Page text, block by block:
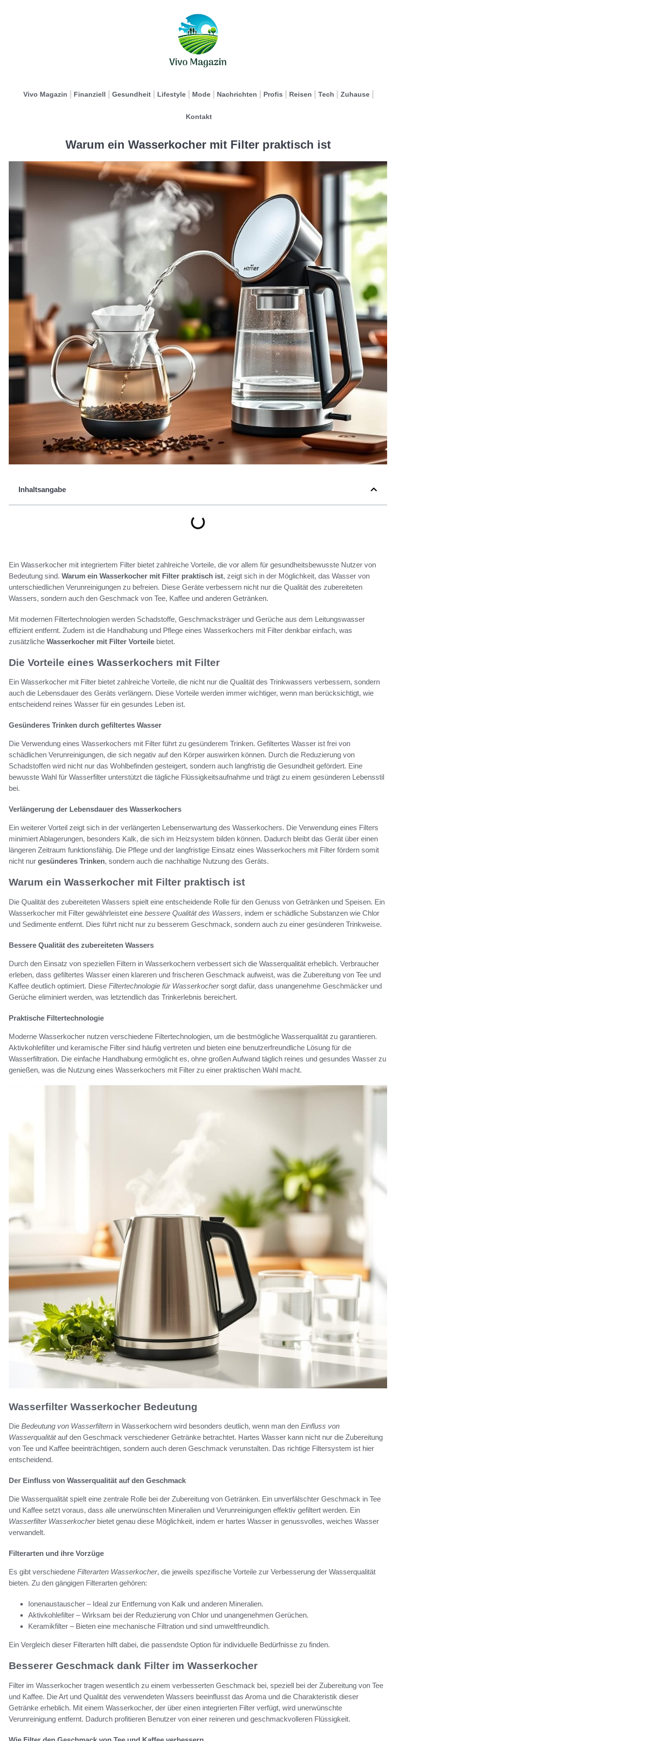
Vivo Magazin Finanziell Gesundheit Lifestyle Mode Nachrichten Profis Reisen Tech Zuhause
Kontakt
Warum ein Wasserkocher mit Filter praktisch ist
Inhaltsangabe
Ein Wasserkocher mit integriertem Filter bietet zahlreiche Vorteile, die vor allem für gesundheitsbewusste Nutzer von
Bedeutung sind. Warum ein Wasserkocher mit Filter praktisch ist, zeigt sich in der Möglichkeit, das Wasser von
unterschiedlichen Verunreinigungen zu befreien. Diese Geräte verbessern nicht nur die Qualität des zubereiteten
Wassers, sondern auch den Geschmack von Tee, Kaffee und anderen Getränken.
Mit modernen Filtertechnologien werden Schadstoffe, Geschmacksträger und Gerüche aus dem Leitungswasser
effizient entfernt. Zudem ist die Handhabung und Pflege eines Wasserkochers mit Filter denkbar einfach, was
zusätzliche Wasserkocher mit Filter Vorteile bietet.
Die Vorteile eines Wasserkochers mit Filter
Ein Wasserkocher mit Filter bietet zahlreiche Vorteile, die nicht nur die Qualität des Trinkwassers verbessern, sondern
auch die Lebensdauer des Geräts verlängern. Diese Vorteile werden immer wichtiger, wenn man berücksichtigt, wie
entscheidend reines Wasser für ein gesundes Leben ist.
Gesünderes Trinken durch gefiltertes Wasser
Die Verwendung eines Wasserkochers mit Filter führt zu gesünderem Trinken. Gefiltertes Wasser ist frei von
schädlichen Verunreinigungen, die sich negativ auf den Körper auswirken können. Durch die Reduzierung von
Schadstoffen wird nicht nur das Wohlbefinden gesteigert, sondern auch langfristig die Gesundheit gefördert. Eine
bewusste Wahl für Wasserfilter unterstützt die tägliche Flüssigkeitsaufnahme und trägt zu einem gesünderen Lebensstil
bei.
Verlängerung der Lebensdauer des Wasserkochers
Ein weiterer Vorteil zeigt sich in der verlängerten Lebenserwartung des Wasserkochers. Die Verwendung eines Filters
minimiert Ablagerungen, besonders Kalk, die sich im Heizsystem bilden können. Dadurch bleibt das Gerät über einen
längeren Zeitraum funktionsfähig. Die Pflege und der langfristige Einsatz eines Wasserkochers mit Filter fördern somit
nicht nur gesünderes Trinken, sondern auch die nachhaltige Nutzung des Geräts.
Warum ein Wasserkocher mit Filter praktisch ist
Die Qualität des zubereiteten Wassers spielt eine entscheidende Rolle für den Genuss von Getränken und Speisen. Ein
Wasserkocher mit Filter gewährleistet eine bessere Qualität des Wassers, indem er schädliche Substanzen wie Chlor
und Sedimente entfernt. Dies führt nicht nur zu besserem Geschmack, sondern auch zu einer gesünderen Trinkweise.
Bessere Qualität des zubereiteten Wassers
Durch den Einsatz von speziellen Filtern in Wasserkochern verbessert sich die Wasserqualität erheblich. Verbraucher
erleben, dass gefiltertes Wasser einen klareren und frischeren Geschmack aufweist, was die Zubereitung von Tee und
Kaffee deutlich optimiert. Diese Filtertechnologie für Wasserkochersorgt dafür, dass unangenehme Geschmäcker und
Gerüche eliminiert werden, was letztendlich das Trinkerlebnis bereichert.
Praktische Filtertechnologie
Moderne Wasserkocher nutzen verschiedene Filtertechnologien, um die bestmögliche Wasserqualität zu garantieren.
Aktivkohlefilter und keramische Filter sind häufig vertreten und bieten eine benutzerfreundliche Lösung für die
Wasserfiltration. Die einfache Handhabung ermöglicht es, ohne großen Aufwand täglich reines und gesundes Wasser zu
genießen, was die Nutzung eines Wasserkochers mit Filter zu einer praktischen Wahl macht.
Wasserfilter Wasserkocher Bedeutung
Die Bedeutung von Wasserfiltern in Wasserkochern wird besonders deutlich, wenn man den Einfluss von
Wasserqualitätauf den Geschmack verschiedener Getränke betrachtet. Hartes Wasser kann nicht nur die Zubereitung
von Tee und Kaffee beeinträchtigen, sondern auch deren Geschmack verunstalten. Das richtige Filtersystem ist hier
entscheidend.
Der Einfluss von Wasserqualität auf den Geschmack
Die Wasserqualität spielt eine zentrale Rolle bei der Zubereitung von Getränken. Ein unverfälschter Geschmack in Tee
und Kaffee setzt voraus, dass alle unerwünschten Mineralien und Verunreinigungen effektiv gefiltert werden. Ein
Wasserfilter Wasserkocherbietet genau diese Möglichkeit, indem er hartes Wasser in genussvolles, weiches Wasser
verwandelt.
Filterarten und ihre Vorzüge
Es gibt verschiedene Filterarten Wasserkocher, die jeweils spezifische Vorteile zur Verbesserung der Wasserqualität
bieten. Zu den gängigen Filterarten gehören:
Ionenaustauscher – Ideal zur Entfernung von Kalk und anderen Mineralien.
Aktivkohlefilter – Wirksam bei der Reduzierung von Chlor und unangenehmen Gerüchen.
Keramikfilter – Bieten eine mechanische Filtration und sind umweltfreundlich.
Ein Vergleich dieser Filterarten hilft dabei, die passendste Option für individuelle Bedürfnisse zu finden.
Besserer Geschmack dank Filter im Wasserkocher
Filter im Wasserkocher tragen wesentlich zu einem verbesserten Geschmack bei, speziell bei der Zubereitung von Tee
und Kaffee. Die Art und Qualität des verwendeten Wassers beeinflusst das Aroma und die Charakteristik dieser
Getränke erheblich. Mit einem Wasserkocher, der über einen integrierten Filter verfügt, wird unerwünschte
Verunreinigung entfernt. Dadurch profitieren Benutzer von einer reineren und geschmackvolleren Flüssigkeit.